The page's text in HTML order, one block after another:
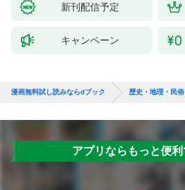
新刊配信予定
キャンペーン
漫画無料試し読みならdブック 歴史・地理・民俗
アプリならもっと便利